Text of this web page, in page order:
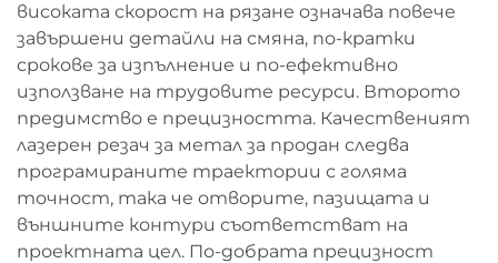
високата скорост на рязане означава повече
завършени детайли на смяна, по-кратки
срокове за изпълнение и по-ефективно
използване на трудовите ресурси. Второто
предимство е прецизността. Качественият
лазерен резач за метал за продан следва
програмираните траектории с голяма
точност, така че отворите, пазищата и
външните контури съответстват на
проектната цел. По-добрата прецизност